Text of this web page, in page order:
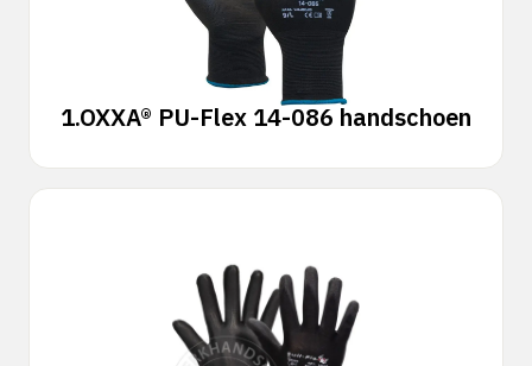
1.OXXA® PU-Flex 14-086 handschoen